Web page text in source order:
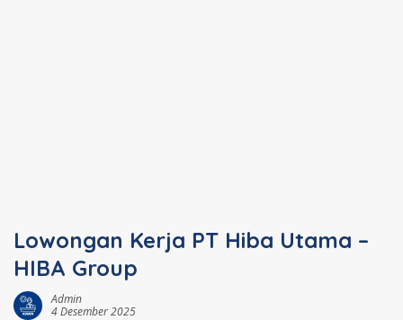
Lowongan Kerja PT Hiba Utama –
HIBA Group
Admin
4 Desember 2025